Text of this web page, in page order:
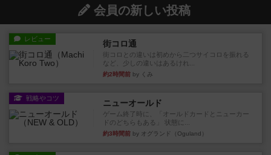
会員の新しい投稿
レビュー 街コロ通
街コロとの違いは初めから二つサイコロを振れる
など、少しの違いはあるけれ...
約2時間前 by くみ
戦略やコツ ニューオールド
ゲーム終了時に、「オールドカードとニューカー
ドのどちらもある」 状態に...
約3時間前 by オグランド（Oguland）